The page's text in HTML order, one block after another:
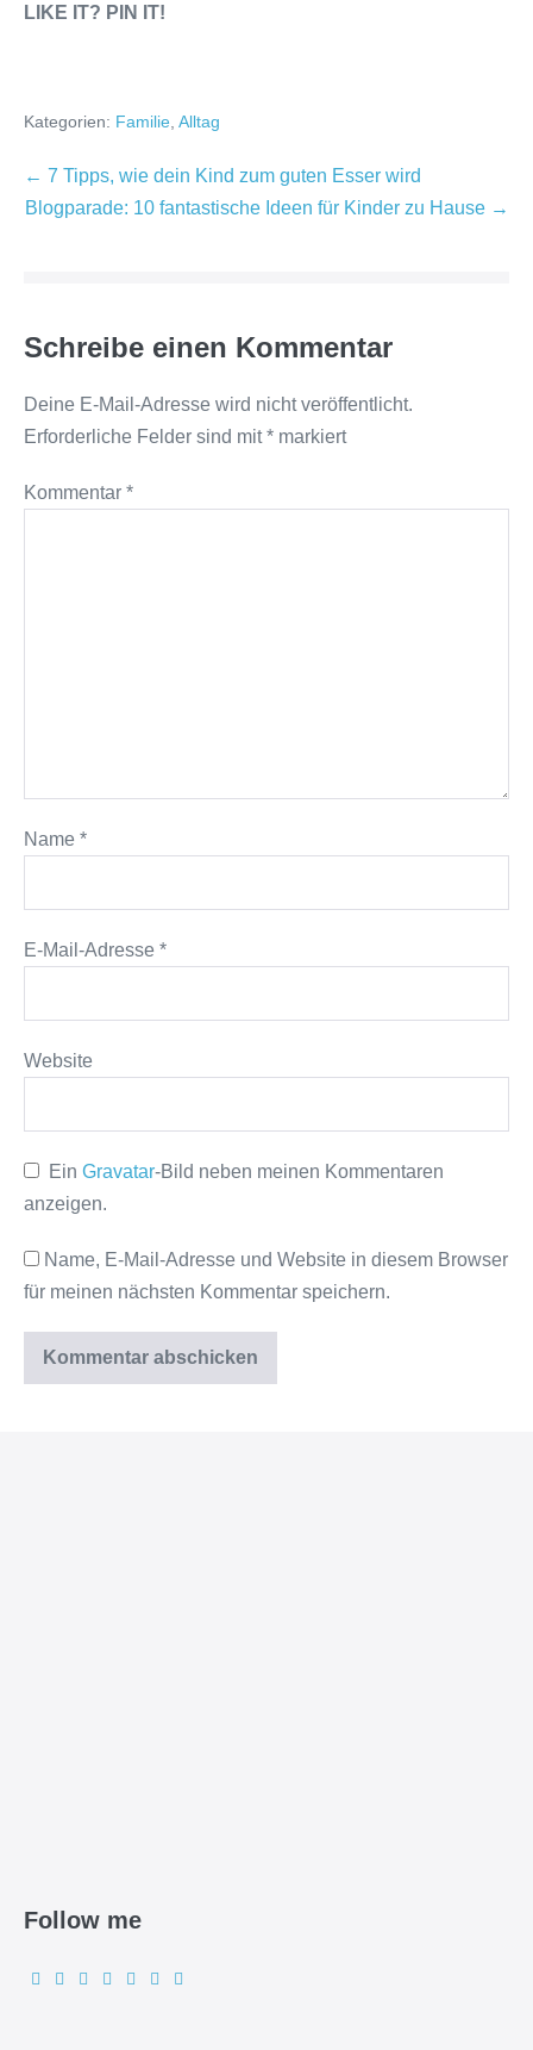
LIKE IT? PIN IT!
Kategorien: Familie Alltag
Beitragsnavigation
← 7 Tipps, wie dein Kind zum guten Esser wird
Blogparade: 10 fantastische Ideen für Kinder zu Hause →
Schreibe einen Kommentar
Deine E-Mail-Adresse wird nicht veröffentlicht.
Erforderliche Felder sind mit* markiert
Kommentar *
Name *
E-Mail-Adresse *
Website
EinGravatar-Bild neben meinen Kommentaren
anzeigen.
Name, E-Mail-Adresse und Website in diesem Browser
für meinen nächsten Kommentar speichern.
Follow me